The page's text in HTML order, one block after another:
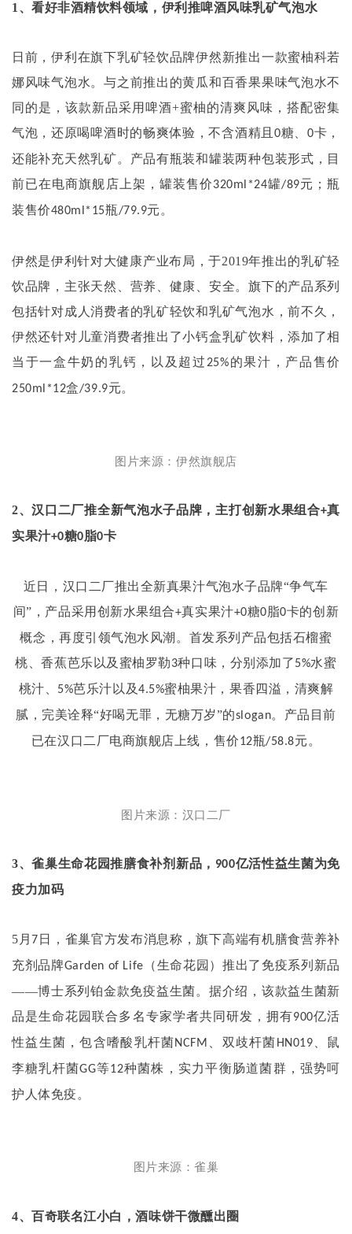
1 、看好非酒精饮料领域，伊利推啤酒风味乳矿气泡水
日前，伊利在旗下乳矿轻饮品牌伊然新推出一款蜜柚科若
娜风味气泡水。与之前推出的黄瓜和百香果果味气泡水不
同的是，该款新品采用啤酒+蜜柚的清爽风味，搭配密集
气泡，还原喝啤酒时的畅爽体验，不含酒精且 0糖、0卡，
还能补充天然乳矿。产品有瓶装和罐装两种包装形式，目
前已在电商旗舰店上架，罐装售价320ml*24罐/89元；瓶
装售价480ml*15瓶/79.9元。
伊然是伊利针对大健康产业布局，于2019年推出的乳矿轻
饮品牌，主张天然、营养、健康、安全。旗下的产品系列
包括针对成人消费者的乳矿轻饮和乳矿气泡水，前不久，
伊然还针对儿童消费者推出了小钙盒乳矿饮料，添加了相
当于一盒牛奶的乳钙，以及超过25%的果汁，产品售价
250ml*12盒/39.9元。
图片来源：伊然旗舰店
2、汉口二厂推全新气泡水子品牌，主打创新水果组合+真
实果汁+0糖0脂0卡
近日，汉口二厂推出全新真果汁气泡水子品牌“争气车
间”，产品采用创新水果组合+真实果汁+0糖0 脂0卡的创新
概念，再度引领气泡水风潮。首发系列产品包括石榴蜜
桃、香蕉芭乐以及蜜柚罗勒3种口味，分别添加了5%水蜜
桃汁、 5%芭乐汁以及4.5%蜜柚果汁，果香四溢，清爽解
腻，完美诠释“好喝无罪，无糖万岁”的slogan。产品目前
已在汉口二厂电商旗舰店上线，售价12瓶/58.8元。
图片来源：汉口二厂
3、雀巢生命花园推膳食补剂新品， 900亿活性益生菌为免
疫力加码
5 月7 日，雀巢官方发布消息称，旗下高端有机膳食营养补
充剂品牌Garden of Life （生命花园）推出了免疫系列新品
——博士系列铂金款免疫益生菌。据介绍，该款益生菌新
品是生命花园联合多名专家学者共同研发，拥有900亿活
性益生菌，包含嗜酸乳杆菌NCFM 、双歧杆菌 HN019 、鼠
李糖乳杆菌GG等12种菌株，实力平衡肠道菌群，强势呵
护人体免疫。
图片来源：雀巢
4、百奇联名江小白，酒味饼干微醺出圈